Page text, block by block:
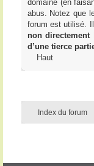
domaine (en
abus. Notez que
forum est utilisé.
non directement
d’une tierce
Haut
Index du forum